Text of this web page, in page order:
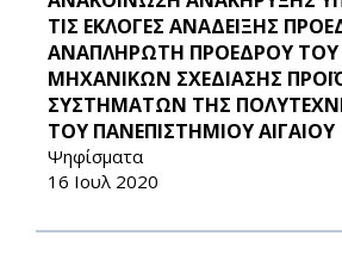
ΤΙΣ ΕΚΛΟΓΕΣ ΑΝΑΔΕΙΞΗΣ
ΑΝΑΠΛΗΡΩΤΗ ΠΡΟΕΔΡΟΥ
ΜΗΧΑΝΙΚΩΝ ΣΧΕΔΙΑΣΗΣ
ΣΥΣΤΗΜΑΤΩΝ ΤΗΣ
ΤΟΥ ΠΑΝΕΠΙΣΤΗΜΙΟΥ ΑΙΓΑΙΟΥ
Ψηφίσματα
16 Ιουλ 2020